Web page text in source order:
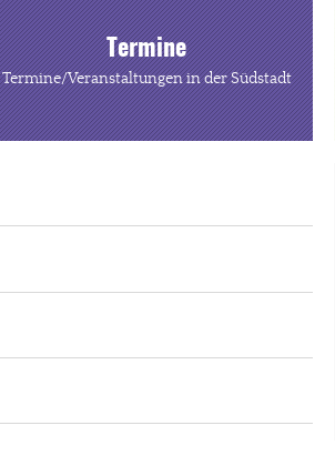
Termine
Termine/Veranstaltungen in der Südstadt